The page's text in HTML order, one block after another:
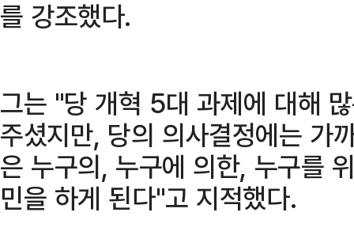
를 강조했다.
그는 "당 개혁 5대 과제에 대해
주셨지만, 당의 의사결정에는 가
은 누구의, 누구에 의한, 누구를
민을 하게 된다"고 지적했다.